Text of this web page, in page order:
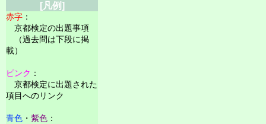
[凡例]
赤字 ：
京都検定の出題事項
（過去問は下段に掲
載）
ピンク ：
京都検定に出題された
項目へのリンク
青色 ・ 紫色 ：